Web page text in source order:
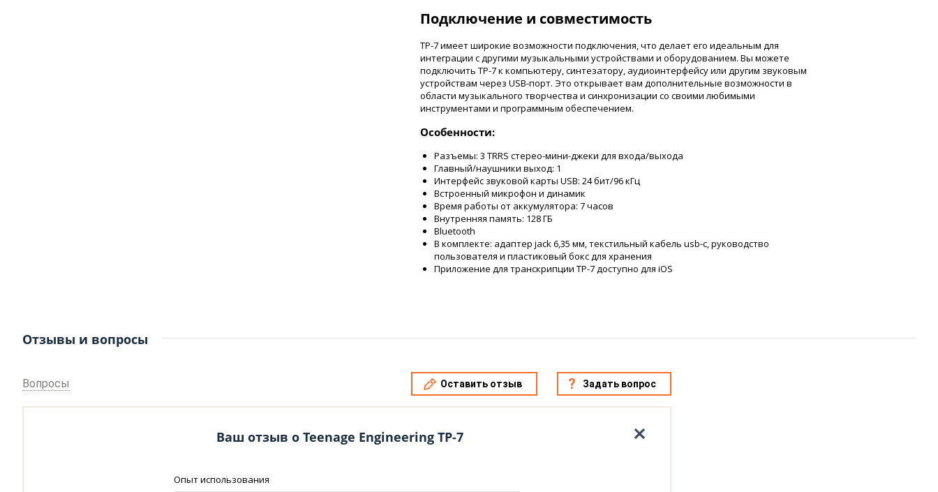
Подключение и совместимость
TP-7 имеет широкие возможности подключения, что делает его идеальным для
интеграции с другими музыкальными устройствами и оборудованием. Вы можете
подключить TP-7 к компьютеру, синтезатору, аудиоинтерфейсу или другим звуковым
устройствам через USB-порт. Это открывает вам дополнительные возможности в
области музыкального творчества и синхронизации со своими любимыми
инструментами и программным обеспечением.
Особенности:
Разъемы: 3 TRRS стерео-мини-джеки для входа/выхода
Главный/наушники выход: 1
Интерфейс звуковой карты USB: 24 бит/96 кГц
Встроенный микрофон и динамик
Время работы от аккумулятора: 7 часов
Внутренняя память: 128 ГБ
Bluetooth
В комплекте: адаптер jack 6,35 мм, текстильный кабель usb-c, руководство
пользователя и пластиковый бокс для хранения
Приложение для транскрипции TP-7 доступно для iOS
Отзывы и вопросы
Вопросы Оставить отзыв Задать вопрос
Ваш отзыв о Teenage Engineering TP-7
Опыт использования